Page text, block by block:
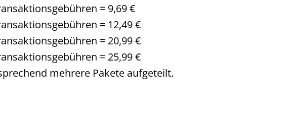
= 9,69 €
= 12,49 €
= 20,99 €
= 25,99 €
mehrere Pakete aufgeteilt.